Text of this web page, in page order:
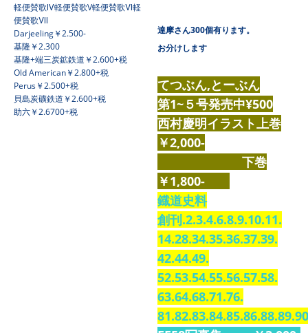
軽便賛歌Ⅳ軽便賛歌V軽便賛歌Ⅵ軽
便賛歌Ⅶ
Darjeeling￥2.500-
基隆￥2.300
基隆+端三炭鉱鉄道￥2.600+税
Old American￥2.800+税
Perus￥2.500+税
貝島炭礦鉄道￥2.600+税
助六￥2.6700+税
達摩さん300個有ります。
お分けします
てつぶん,とーぶん
第1~５号発売中¥500
西村慶明イラスト上巻
￥2,000-
下巻
￥1,800-
鐡道史料
創刊.2.3.4.6.8.9.10.11.
14.28.34.35.36.37.39.
42.44.49.
52.53.54.55.56.57.58.
63.64.68.71.76.